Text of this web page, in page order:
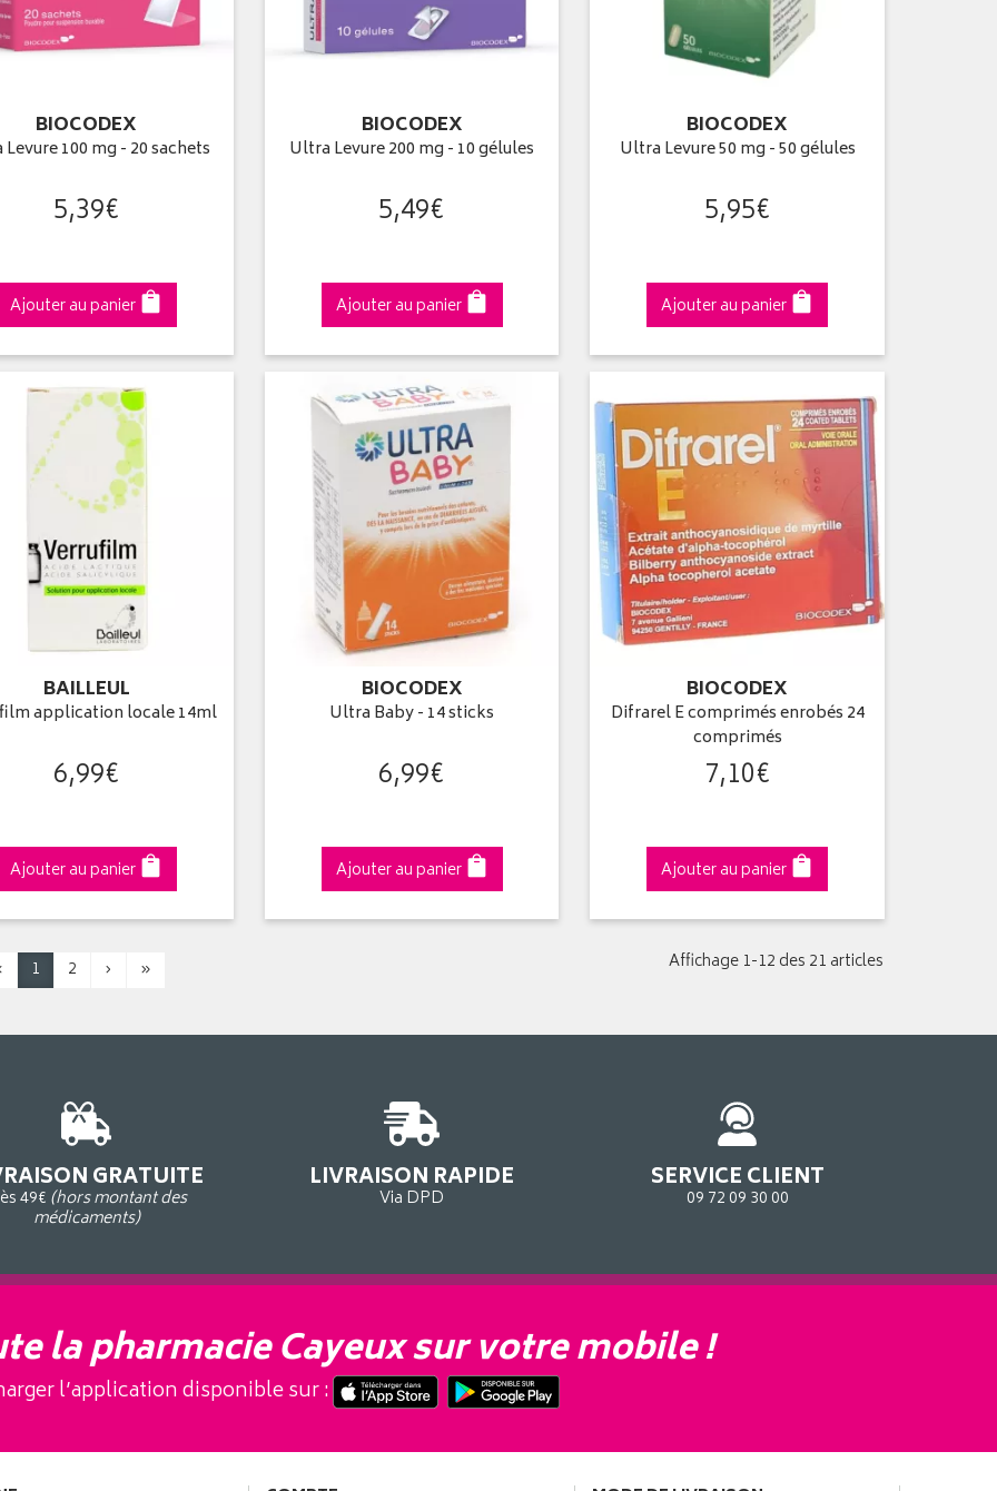
BIOCODEX
100 mg - 20 sachets
5,39€
Ajouter au panier
BIOCODEX
Ultra Levure 200 mg - 10 gélules
5,49€
Ajouter au panier
BIOCODEX
Ultra Levure 50 mg - 50 gélules
5,95€
Ajouter au panier
BAILLEUL
application locale 14ml
6,99€
Ajouter au panier
BIOCODEX
Ultra Baby - 14 sticks
6,99€
Ajouter au panier
BIOCODEX
Difrarel E comprimés enrobés 24
comprimés
7,10€
Ajouter au panier
1 2 › » Affichage 1-12 des 21 articles
GRATUITE
49€ (hors montant des
médicaments)
LIVRAISON RAPIDE
Via DPD
SERVICE CLIENT
09 72 09 30 00
la pharmacie Cayeux sur votre mobile !
l’application disponible sur :